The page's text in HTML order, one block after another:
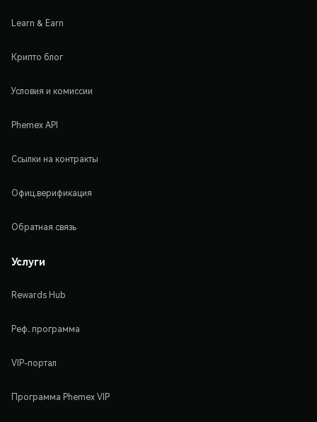
Learn & Earn
Крипто блог
Условия и комиссии
Phemex API
Ссылки на контракты
Офиц.верификация
Обратная связь
Услуги
Rewards Hub
Реф. программа
VIP-портал
Программа Phemex VIP